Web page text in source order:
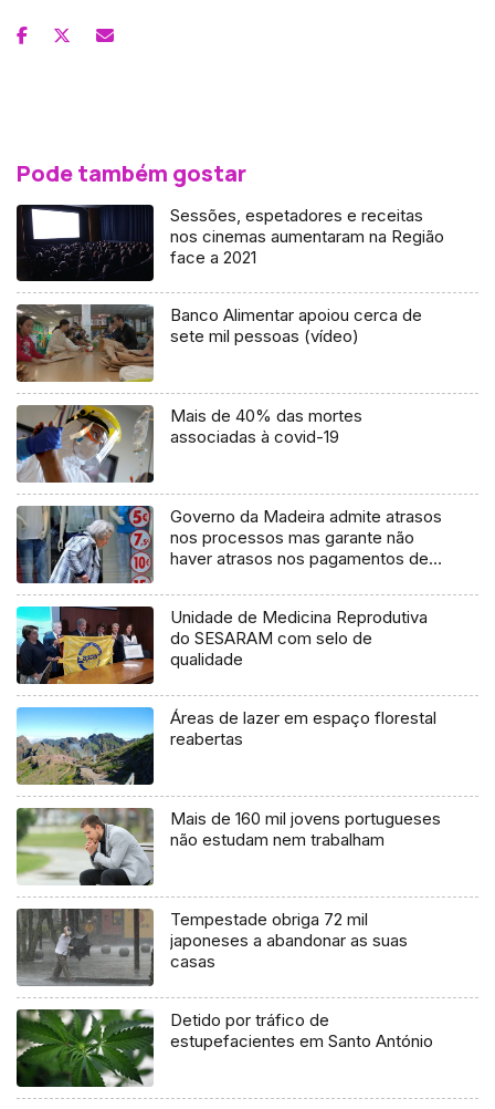
Pode também gostar
Sessões, espetadores e receitas
nos cinemas aumentaram na Região
face a 2021
Banco Alimentar apoiou cerca de
sete mil pessoas (vídeo)
Mais de 40% das mortes
associadas à covid-19
Governo da Madeira admite atrasos
nos processos mas garante não
haver atrasos nos pagamentos de
Unidade de Medicina Reprodutiva
do SESARAM com selo de
qualidade
Áreas de lazer em espaço florestal
reabertas
Mais de 160 mil jovens portugueses
não estudam nem trabalham
Tempestade obriga 72 mil
japoneses a abandonar as suas
casas
Detido por tráfico de
estupefacientes em Santo António